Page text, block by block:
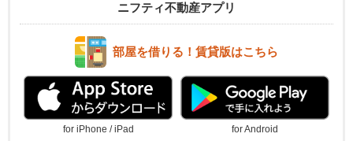
ニフティ不動産アプリ
部屋を借りる！賃貸版はこちら
for iPhone / iPad for Android